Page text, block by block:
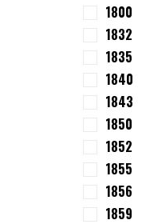
1800
1832
1835
1840
1843
1850
1852
1855
1856
1859